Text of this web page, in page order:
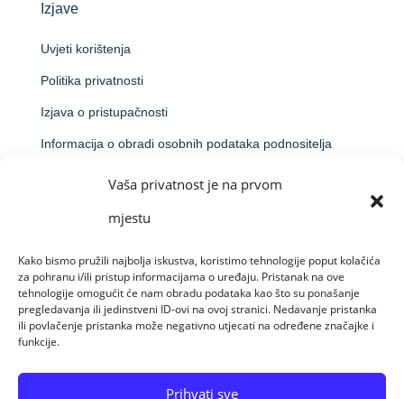
Vaša privatnost je na prvom
mjestu
Kako bismo pružili najbolja iskustva, koristimo tehnologije poput kolačića
za pohranu i/ili pristup informacijama o uređaju. Pristanak na ove
tehnologije omogućit će nam obradu podataka kao što su ponašanje
pregledavanja ili jedinstveni ID-ovi na ovoj stranici. Nedavanje pristanka
ili povlačenje pristanka može negativno utjecati na određene značajke i
funkcije.
Prihvati sve
Izjave
Uvjeti korištenja
Politika privatnosti
Izjava o pristupačnosti
Informacija o obradi osobnih podataka podnositelja
Obavijest o obradi putem videonadzora
Made by Raido Solutions &CroArt Studio